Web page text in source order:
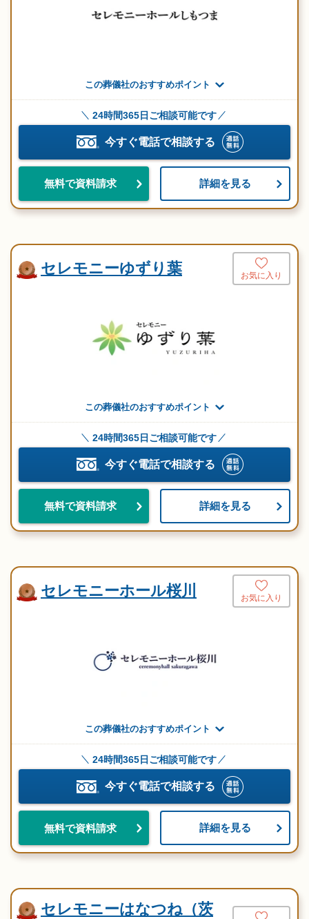
この葬儀社のおすすめポイント
24時間365日ご相談可能です
今すぐ電話で相談する
無料で資料請求 詳細を見る
セレモニーゆずり葉 お気に入り
この葬儀社のおすすめポイント
24時間365日ご相談可能です
今すぐ電話で相談する
無料で資料請求 詳細を見る
セレモニーホール桜川 お気に入り
この葬儀社のおすすめポイント
24時間365日ご相談可能です
今すぐ電話で相談する
無料で資料請求 詳細を見る
セレモニーはなつね（茨